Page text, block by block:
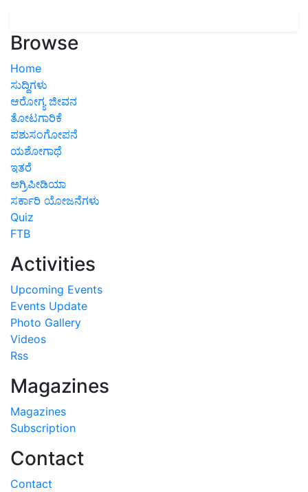
Browse
Home
ಸುದ್ದಿಗಳು
ಆರೋಗ್ಯ ಜೀವನ
ತೋಟಗಾರಿಕೆ
ಪಶುಸಂಗೋಪನೆ
ಯಶೋಗಾಥೆ
ಇತರೆ
ಅಗ್ರಿಪೀಡಿಯಾ
ಸರ್ಕಾರಿ ಯೋಜನೆಗಳು
Quiz
FTB
Activities
Upcoming Events
Events Update
Photo Gallery
Videos
Rss
Magazines
Magazines
Subscription
Contact
Contact